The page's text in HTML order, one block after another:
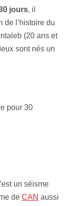
jours, il
de l’histoire du
(20 ans et
sont nés un
pour 30
un séisme
de CAN aussi